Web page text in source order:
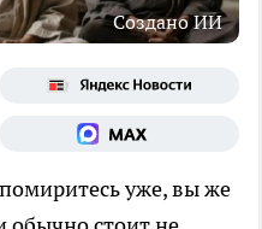
Создано ИИ
уже, вы же